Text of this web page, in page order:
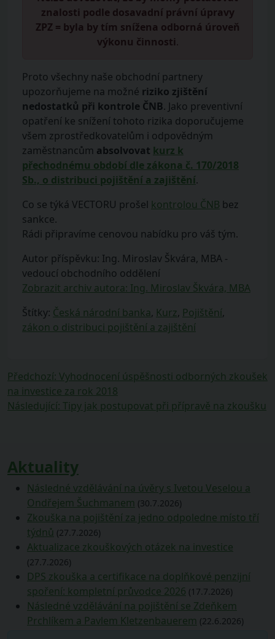
znalosti podle dosavadní právní úpravy
ZPZ = byla by tím snížena odborná úroveň
výkonu činnosti.
Proto všechny naše obchodní partnery
upozorňujeme na možné riziko zjištění
nedostatků při kontrole ČNB. Jako preventivní
opatření ke snížení tohoto rizika doporučujeme
všem zprostředkovatelům i odpovědným
zaměstnancům absolvovat kurz k
přechodnému období dle zákona č. 170/2018
Sb., o distribuci pojištění a zajištění.
Co se týká VECTORU prošel kontrolou ČNB bez
sankce.
Rádi připravíme cenovou nabídku pro váš tým.
Autor příspěvku: Ing. Miroslav Škvára, MBA -
vedoucí obchodního oddělení
Zobrazit archiv autora: Ing. Miroslav Škvára, MBA
Štítky: Česká národní banka, Kurz, Pojištění,
zákon o distribuci pojištění a zajištění
Navigace
pro
příspěvek
Předchozí: Předchozí
příspěvek:
Vyhodnocení úspěšnosti odborných zkoušek
na investice za rok 2018
Následující: Následující
Tipy jak postupovat při přípravě na zkoušku
Aktuality
Následné vzdělávání na úvěry s Ivetou Veselou a
Ondřejem Šuchmanem (30.7.2026)
Zkouška na pojištění za jedno odpoledne místo tří
týdnů (27.7.2026)
Aktualizace zkouškových otázek na investice
(27.7.2026)
DPS zkouška a certifikace na doplňkové penzijní
spoření: kompletní průvodce 2026 (17.7.2026)
Následné vzdělávání na pojištění se Zdeňkem
Prchlíkem a Pavlem Kletzenbauerem (22.6.2026)